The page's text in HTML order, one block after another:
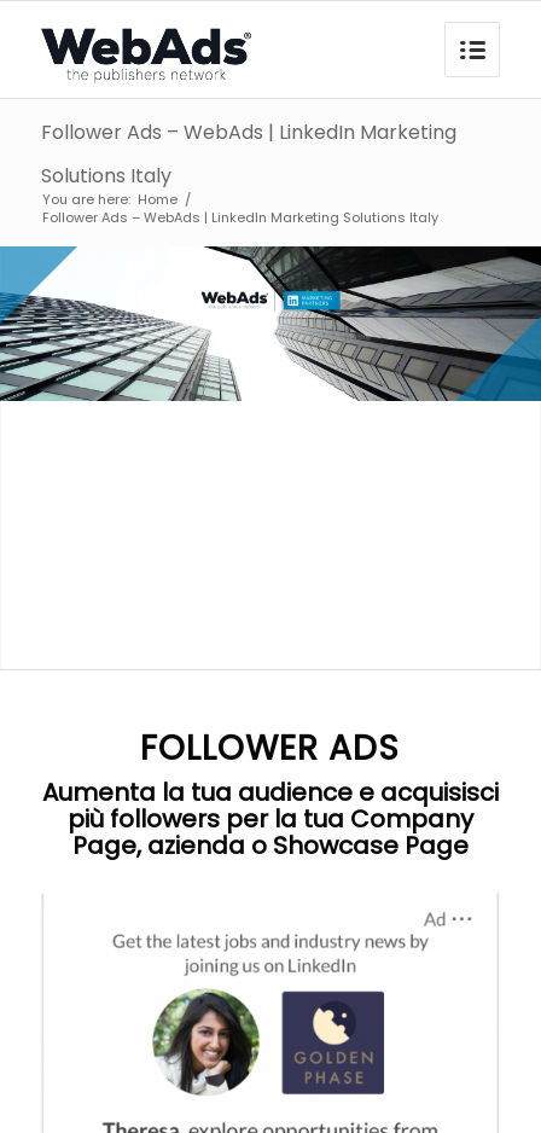
Follower Ads – WebAds | LinkedIn Marketing
Solutions Italy
You are here: Home /
Follower Ads – WebAds | LinkedIn Marketing Solutions Italy
FOLLOWER ADS
Aumenta la tua audience e acquisisci
più followers per la tua Company
Page, azienda o Showcase Page